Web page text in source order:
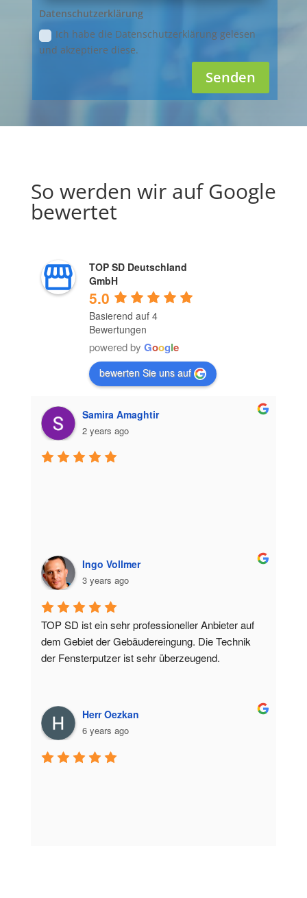
Datenschutzerklärung
Ich habe die Datenschutzerklärung gelesen
und akzeptiere diese.
Senden
So werden wir auf Google
bewertet
TOP SD Deutschland
GmbH
5.0
Basierend auf 4
Bewertungen
powered by Google
bewerten Sie uns auf
Samira Amaghtir
2 years ago
Ingo Vollmer
3 years ago
TOP SD ist ein sehr professioneller Anbieter auf
dem Gebiet der Gebäudereingung. Die Technik
der Fensterputzer ist sehr überzeugend.
Herr Oezkan
6 years ago